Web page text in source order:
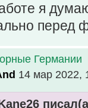
я
перед
Германии
14 мар 2022,